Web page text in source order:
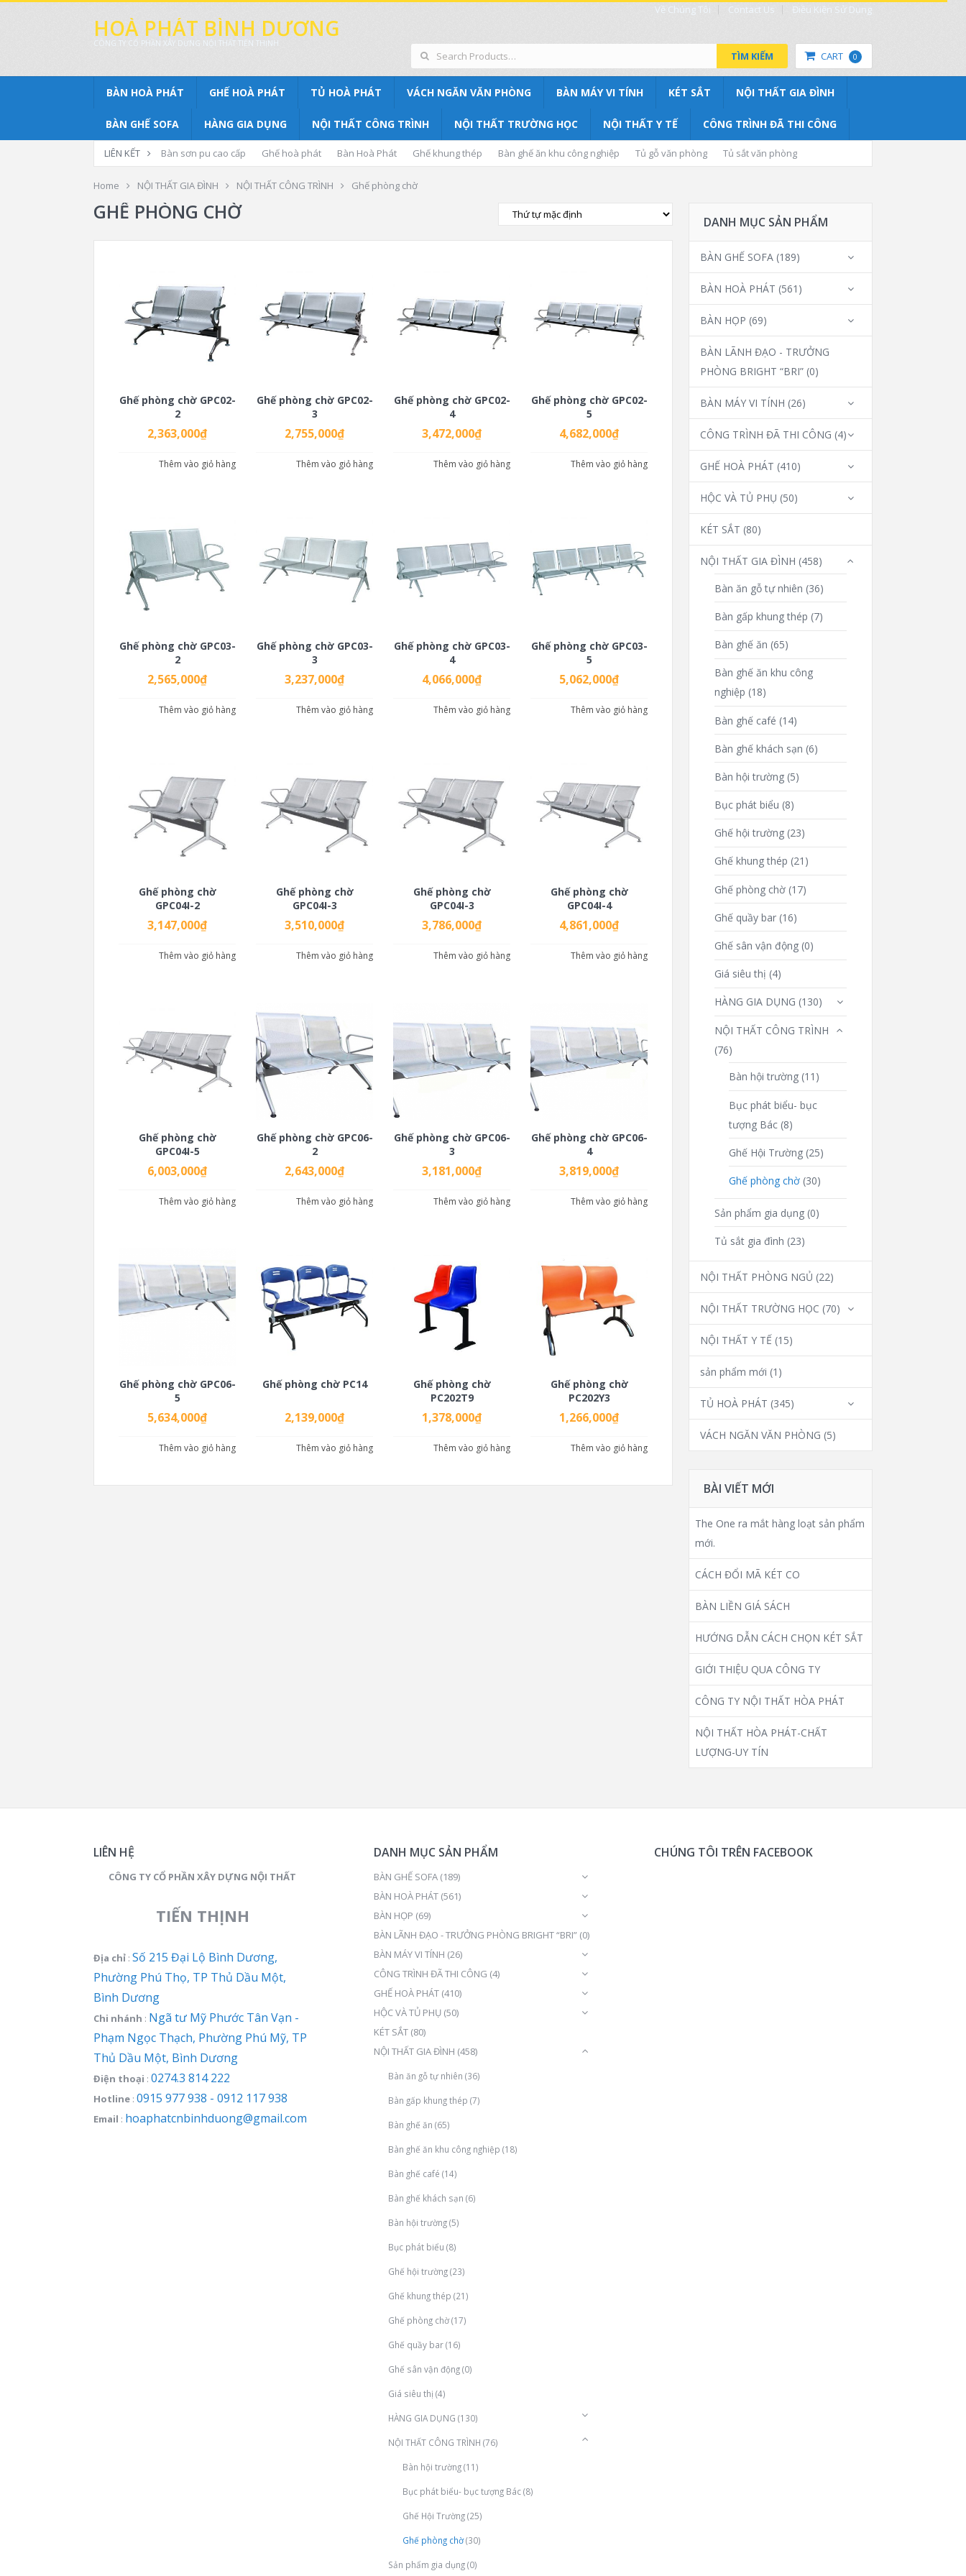
Về Chúng Tôi Contact Us Điều Kiện Sử Dụng
HOÀ PHÁT BÌNH DƯƠNG
CÔNG TY CỔ PHẦN XÂY DỰNG NỘI THẤT TIẾN THỊNH
CART 0
TÌM KIẾM
BÀN HOÀ PHÁT GHẾ HOÀ PHÁT TỦ HOÀ PHÁT VÁCH NGĂN VĂN PHÒNG BÀN MÁY VI TÍNH KÉT SẮT NỘI THẤT GIA ĐÌNH
BÀN GHẾ SOFA HÀNG GIA DỤNG NỘI THẤT CÔNG TRÌNH NỘI THẤT TRƯỜNG HỌC NỘI THẤT Y TẾ CÔNG TRÌNH ĐÃ THI CÔNG
LIÊN KẾT Bàn sơn pu cao cấp Ghế hoà phát Bàn Hoà Phát Ghế khung thép Bàn ghế ăn khu công nghiệp Tủ gỗ văn phòng Tủ sắt văn phòng
Home NỘI THẤT GIA ĐÌNH NỘI THẤT CÔNG TRÌNH Ghế phòng chờ
GHẾ PHÒNG CHỜ
Ghế phòng chờ GPC02-
2
2,363,000₫
Thêm vào giỏ hàng
Ghế phòng chờ GPC02-
3
2,755,000₫
Thêm vào giỏ hàng
Ghế phòng chờ GPC02-
4
3,472,000₫
Thêm vào giỏ hàng
Ghế phòng chờ GPC02-
5
4,682,000₫
Thêm vào giỏ hàng
Ghế phòng chờ GPC03-
2
2,565,000₫
Thêm vào giỏ hàng
Ghế phòng chờ GPC03-
3
3,237,000₫
Thêm vào giỏ hàng
Ghế phòng chờ GPC03-
4
4,066,000₫
Thêm vào giỏ hàng
Ghế phòng chờ GPC03-
5
5,062,000₫
Thêm vào giỏ hàng
Ghế phòng chờ
GPC04I-2
3,147,000₫
Thêm vào giỏ hàng
Ghế phòng chờ
GPC04I-3
3,510,000₫
Thêm vào giỏ hàng
Ghế phòng chờ
GPC04I-3
3,786,000₫
Thêm vào giỏ hàng
Ghế phòng chờ
GPC04I-4
4,861,000₫
Thêm vào giỏ hàng
Ghế phòng chờ
GPC04I-5
6,003,000₫
Thêm vào giỏ hàng
Ghế phòng chờ GPC06-
2
2,643,000₫
Thêm vào giỏ hàng
Ghế phòng chờ GPC06-
3
3,181,000₫
Thêm vào giỏ hàng
Ghế phòng chờ GPC06-
4
3,819,000₫
Thêm vào giỏ hàng
Ghế phòng chờ GPC06-
5
5,634,000₫
Thêm vào giỏ hàng
Ghế phòng chờ PC14
2,139,000₫
Thêm vào giỏ hàng
Ghế phòng chờ
PC202T9
1,378,000₫
Thêm vào giỏ hàng
Ghế phòng chờ
PC202Y3
1,266,000₫
Thêm vào giỏ hàng
DANH MỤC SẢN PHẨM
BÀN GHẾ SOFA (189)
BÀN HOÀ PHÁT (561)
BÀN HỌP (69)
BÀN LÃNH ĐẠO - TRƯỞNG
PHÒNG BRIGHT “BRI” (0)
BÀN MÁY VI TÍNH (26)
CÔNG TRÌNH ĐÃ THI CÔNG (4)
GHẾ HOÀ PHÁT (410)
HỘC VÀ TỦ PHỤ (50)
KÉT SẮT (80)
NỘI THẤT GIA ĐÌNH (458)
Bàn ăn gỗ tự nhiên (36)
Bàn gấp khung thép (7)
Bàn ghế ăn (65)
Bàn ghế ăn khu công
nghiệp (18)
Bàn ghế café (14)
Bàn ghế khách sạn (6)
Bàn hội trường (5)
Bục phát biểu (8)
Ghế hội trường (23)
Ghế khung thép (21)
Ghế phòng chờ (17)
Ghế quầy bar (16)
Ghế sân vận động (0)
Giá siêu thị (4)
HÀNG GIA DỤNG (130)
NỘI THẤT CÔNG TRÌNH
(76)
Bàn hội trường (11)
Bục phát biểu- bục
tượng Bác (8)
Ghế Hội Trường (25)
Ghế phòng chờ (30)
Sản phẩm gia dụng (0)
Tủ sắt gia đình (23)
NỘI THẤT PHÒNG NGỦ (22)
NỘI THẤT TRƯỜNG HỌC (70)
NỘI THẤT Y TẾ (15)
sản phẩm mới (1)
TỦ HOÀ PHÁT (345)
VÁCH NGĂN VĂN PHÒNG (5)
BÀI VIẾT MỚI
The One ra mắt hàng loạt sản phẩm
mới.
CÁCH ĐỔI MÃ KÉT CO
BÀN LIỀN GIÁ SÁCH
HƯỚNG DẪN CÁCH CHỌN KÉT SẮT
GIỚI THIỆU QUA CÔNG TY
CÔNG TY NỘI THẤT HÒA PHÁT
NỘI THẤT HÒA PHÁT-CHẤT
LƯỢNG-UY TÍN
LIÊN HỆ
CÔNG TY CỔ PHẦN XÂY DỰNG NỘI THẤT
TIẾN THỊNH
Địa chỉ : Số 215 Đại Lộ Bình Dương,
Phường Phú Thọ, TP Thủ Dầu Một,
Bình Dương
Chi nhánh : Ngã tư Mỹ Phước Tân Vạn -
Phạm Ngọc Thạch, Phường Phú Mỹ, TP
Thủ Dầu Một, Bình Dương
Điện thoại : 0274.3 814 222
Hotline : 0915 977 938 - 0912 117 938
Email : hoaphatcnbinhduong@gmail.com
DANH MỤC SẢN PHẨM
BÀN GHẾ SOFA (189)
BÀN HOÀ PHÁT (561)
BÀN HỌP (69)
BÀN LÃNH ĐẠO - TRƯỞNG PHÒNG BRIGHT “BRI” (0)
BÀN MÁY VI TÍNH (26)
CÔNG TRÌNH ĐÃ THI CÔNG (4)
GHẾ HOÀ PHÁT (410)
HỘC VÀ TỦ PHỤ (50)
KÉT SẮT (80)
NỘI THẤT GIA ĐÌNH (458)
Bàn ăn gỗ tự nhiên (36)
Bàn gấp khung thép (7)
Bàn ghế ăn (65)
Bàn ghế ăn khu công nghiệp (18)
Bàn ghế café (14)
Bàn ghế khách sạn (6)
Bàn hội trường (5)
Bục phát biểu (8)
Ghế hội trường (23)
Ghế khung thép (21)
Ghế phòng chờ(17)
Ghế quầy bar (16)
Ghế sân vận động (0)
Giá siêu thị (4)
HÀNG GIA DỤNG (130)
NỘI THẤT CÔNG TRÌNH (76)
Bàn hội trường (11)
Bục phát biểu- bục tượng Bác (8)
Ghế Hội Trường (25)
Ghế phòng chờ(30)
Sản phẩm gia dụng (0)
CHÚNG TÔI TRÊN FACEBOOK